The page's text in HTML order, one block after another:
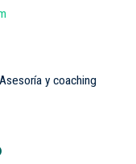
y coaching